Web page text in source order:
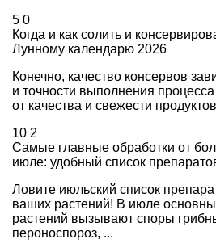
5 0
Когда и как солить и
Лунному календарю 2026
Конечно, качество консервов
и точности выполнения
от качества и свежести
10 2
Самые главные обработки от
июле: удобный список
Ловите июльский список
ваших растений! В июле
растений вызывают споры
пероноспороз, ...